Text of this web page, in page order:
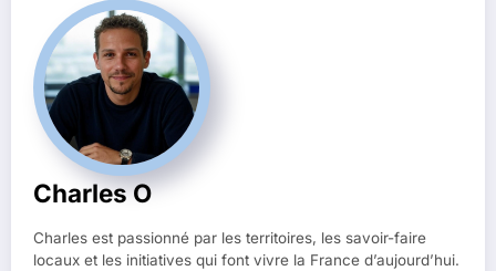
Charles O
Charles est passionné par les territoires, les savoir-faire
locaux et les initiatives qui font vivre la France d’aujourd’hui.